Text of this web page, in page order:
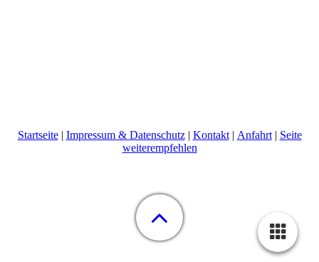
Startseite| Impressum & Datenschutz| Kontakt| Anfahrt| Seite
weiterempfehlen